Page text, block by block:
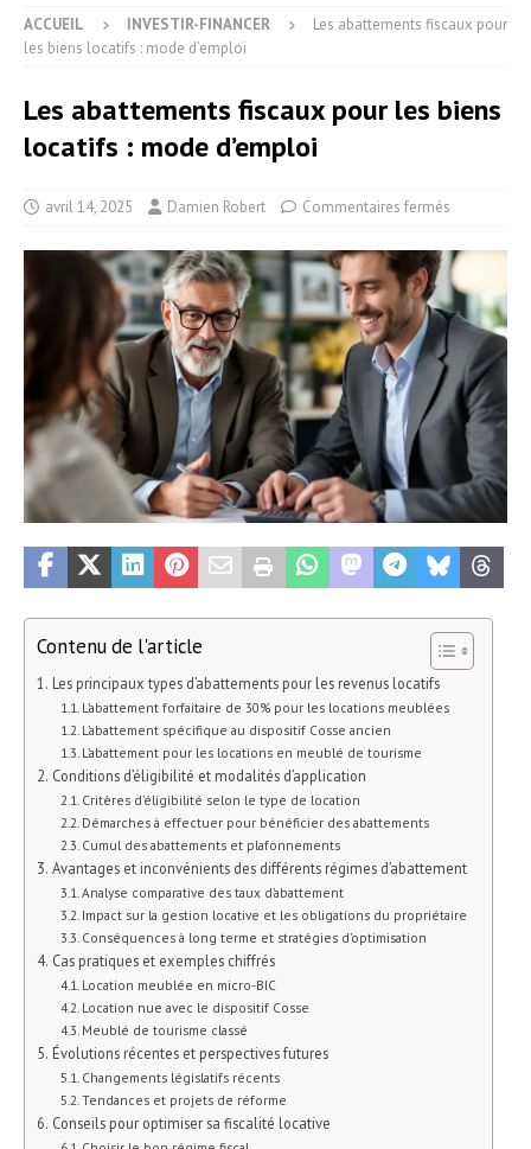
ACCUEIL INVESTIR-FINANCER
Les abattements fiscaux pour
les biens locatifs : mode d’emploi
Les abattements fiscaux pour les biens
locatifs : mode d’emploi
avril 14, 2025 Damien Robert Commentaires fermés
Contenu de l'article
Les principaux types d’abattements pour les revenus locatifs
L’abattement forfaitaire de 30% pour les locations meublées
L’abattement spécifique au dispositif Cosse ancien
L’abattement pour les locations en meublé de tourisme
Conditions d’éligibilité et modalités d’application
Critères d’éligibilité selon le type de location
Démarches à effectuer pour bénéficier des abattements
Cumul des abattements et plafonnements
Avantages et inconvénients des différents régimes d’abattement
Analyse comparative des taux d’abattement
Impact sur la gestion locative et les obligations du propriétaire
Conséquences à long terme et stratégies d’optimisation
Cas pratiques et exemples chiffrés
Location meublée en micro-BIC
Location nue avec le dispositif Cosse
Meublé de tourisme classé
Évolutions récentes et perspectives futures
Changements législatifs récents
Tendances et projets de réforme
Conseils pour optimiser sa fiscalité locative